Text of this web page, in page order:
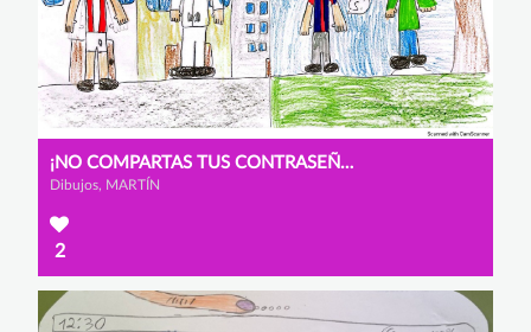
¡NO COMPARTAS TUS CONTRASEÑAS!
Dibujos, MARTÍN
2